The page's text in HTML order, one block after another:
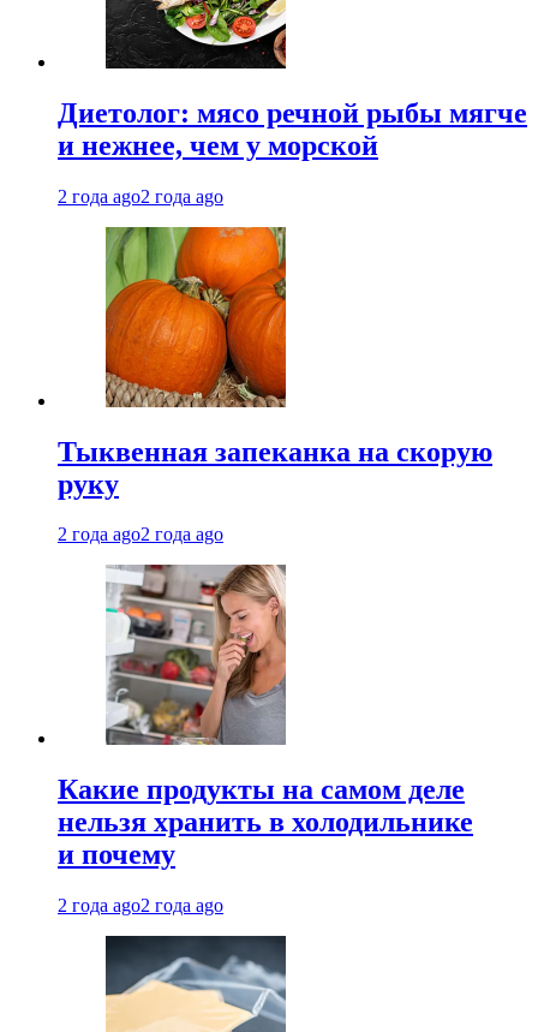
Диетолог: мясо речной рыбы мягче
и нежнее, чем у морской
2 года ago2 года ago
Тыквенная запеканка на скорую
руку
2 года ago2 года ago
Какие продукты на самом деле
нельзя хранить в холодильнике
и почему
2 года ago2 года ago